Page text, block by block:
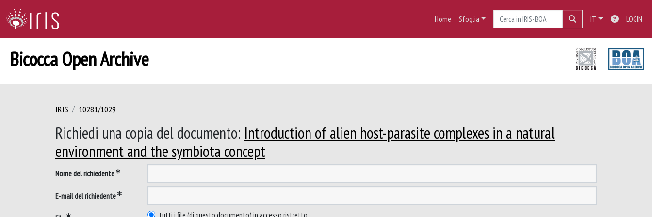
Home Sfoglia IT LOGIN
Bicocca Open Archive
IRIS 10281/1029
Richiedi una copia del documento: Introduction of alien host-parasite complexes in a natural
environment and the symbiota concept
Nome del richiedente
E-mail del richiedente
tutti i file (di questo documento) in accesso ristretto